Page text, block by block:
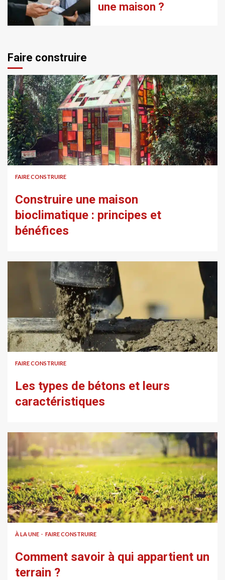
une maison ?
Faire construire
FAIRE CONSTRUIRE
Construire une maison
bioclimatique : principes et
bénéfices
FAIRE CONSTRUIRE
Les types de bétons et leurs
caractéristiques
À LA UNE FAIRE CONSTRUIRE
Comment savoir à qui appartient un
terrain ?